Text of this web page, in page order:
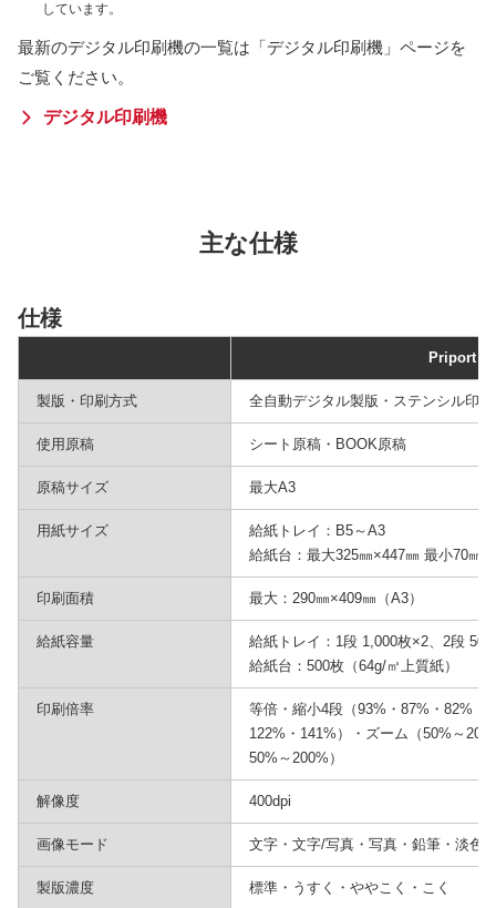
しています。
最新のデジタル印刷機の一覧は「デジタル印刷機」ページを
ご覧ください。
デジタル印刷機
主な仕様
仕様
Priport
製版・印刷方式 全自動デジタル製版・ステンシル印刷
使用原稿 シート原稿・BOOK原稿
原稿サイズ 最大A3
用紙サイズ
給紙トレイ：B5～A3
給紙台：最大325㎜×447㎜ 最小70㎜
印刷面積 最大：290㎜×409㎜（A3）
給紙容量
給紙トレイ：1段 1,000枚×2、2段
給紙台：500枚（64g/㎡上質紙）
印刷倍率
等倍・縮小4段（93%・87%・82%・
122%・141%）・ズーム（50%～
50%～200%）
解像度 400dpi
画像モード 文字・文字/写真・写真・鉛筆・淡色
製版濃度 標準・うすく・ややこく・こく